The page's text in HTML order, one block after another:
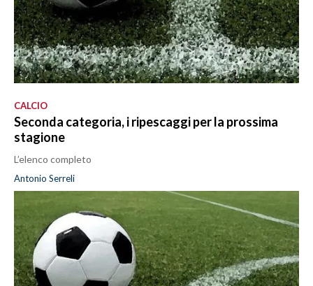
CALCIO
Seconda categoria, i ripescaggi per la prossima
stagione
L’elenco completo
Antonio Serreli